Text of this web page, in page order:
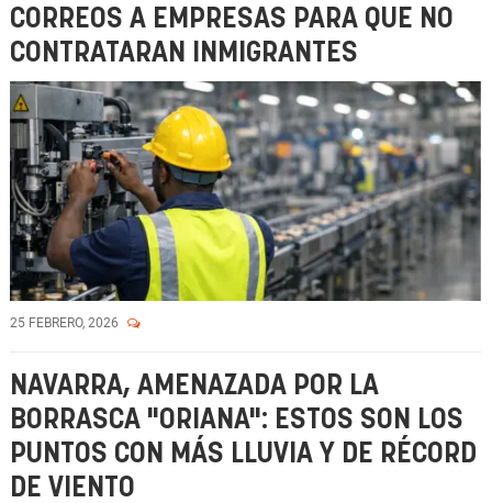
CORREOS A EMPRESAS PARA QUE NO
CONTRATARAN INMIGRANTES
25 FEBRERO, 2026
NAVARRA, AMENAZADA POR LA
BORRASCA "ORIANA": ESTOS SON LOS
PUNTOS CON MÁS LLUVIA Y DE RÉCORD
DE VIENTO